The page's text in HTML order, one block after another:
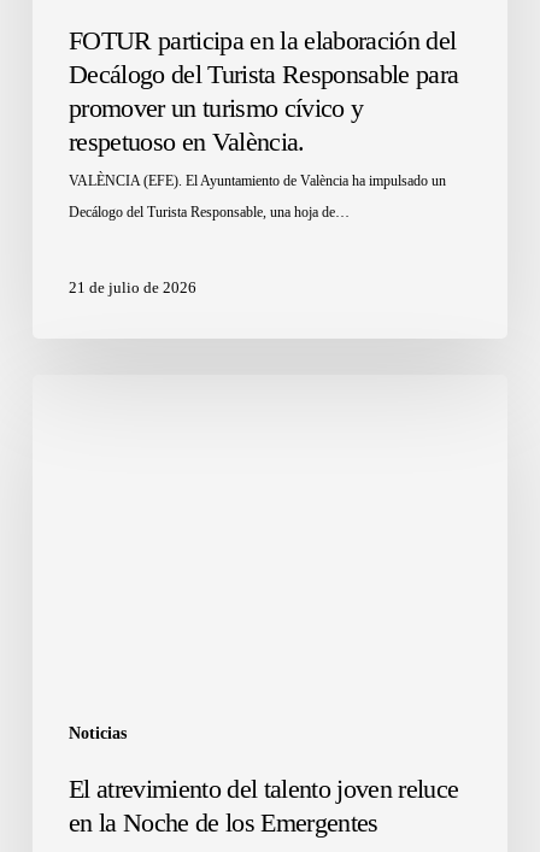
FOTUR participa en la elaboración del
Decálogo del Turista Responsable para
promover un turismo cívico y
respetuoso en València.
VALÈNCIA (EFE). El Ayuntamiento de València ha impulsado un
Decálogo del Turista Responsable, una hoja de…
21 de julio de 2026
Noticias
El atrevimiento del talento joven reluce
en la Noche de los Emergentes